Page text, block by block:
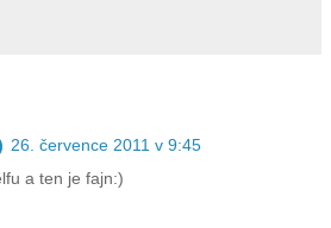
26. července 2011 v 9:45
a ten je fajn:)